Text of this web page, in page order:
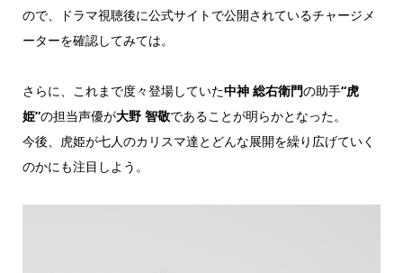
ので、ドラマ視聴後に公式サイトで公開されているチャージメ
ーターを確認してみては。
さらに、これまで度々登場していた中神 総右衛門の助手“虎
姫”の担当声優が大野 智敬であることが明らかとなった。
今後、虎姫が七人のカリスマ達とどんな展開を繰り広げていく
のかにも注目しよう。